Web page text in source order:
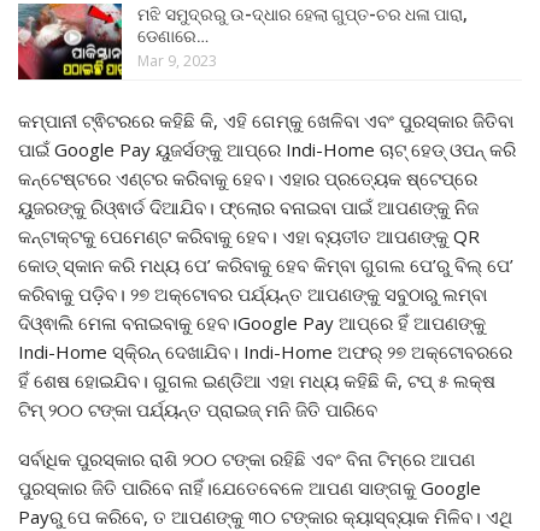
ମଝି ସମୁଦ୍ରରୁ ଉ-ଦ୍ଧାର ହେଲା ଗୁପ୍ତ-ଚର ଧଳା ପାରା,
ଡେଣାରେ…
Mar 9, 2023
କମ୍ପାନୀ ଟ୍ଵିଟରରେ କହିଛି କି, ଏହି ଗେମ୍‌କୁ ଖେଳିବା ଏବଂ ପୁରସ୍କାର ଜିତିବା
ପାଇଁ Google Pay ୟୁଜର୍ସଙ୍କୁ ଆପ୍‌ରେ Indi-Home ଚାଟ୍‌ ହେଡ୍‌ ଓପନ୍‌ କରି
କନ୍‌ଟେଷ୍ଟରେ ଏଣ୍ଟର କରିବାକୁ ହେବ। ଏହାର ପ୍ରତ୍ୟେକ ଷ୍ଟେପ୍‌ରେ
ୟୁଜରଙ୍କୁ ରିଓ୍ଵାର୍ଡ ଦିଆଯିବ। ଫ୍ଲୋର ବନାଇବା ପାଇଁ ଆପଣଙ୍କୁ ନିଜ
କନ୍‌ଟାକ୍ଟକୁ ପେମେଣ୍ଟ କରିବାକୁ ହେବ। ଏହା ବ୍ୟତୀତ ଆପଣଙ୍କୁ QR
କୋଡ୍‌ ସ୍କାନ କରି ମଧ୍ୟ ପେ’ କରିବାକୁ ହେବ କିମ୍ବା ଗୁଗଲ ପେ’ରୁ ବିଲ୍‌ ପେ’
କରିବାକୁ ପଡ଼ିବ। ୨୭ ଅକ୍ଟୋବର ପର୍ଯ୍ୟନ୍ତ ଆପଣଙ୍କୁ ସବୁଠାରୁ ଲମ୍ବା
ଦିଓ୍ଵାଲି ମେଳା ବନାଇବାକୁ ହେବ।Google Pay ଆପ୍‌ରେ ହିଁ ଆପଣଙ୍କୁ
Indi-Home ସ୍କି୍ରନ୍‌ ଦେଖାଯିବ। Indi-Home ଅଫର୍‌ ୨୭ ଅକ୍ଟୋବରରେ
ହିଁ ଶେଷ ହୋଇଯିବ। ଗୁଗଲ ଇଣ୍ଡିଆ ଏହା ମଧ୍ୟ କହିଛି କି, ଟପ୍‌ ୫ ଲକ୍ଷ
ଟିମ୍‌ ୨୦୦ ଟଙ୍କା ପର୍ଯ୍ୟନ୍ତ ପ୍ରାଇଜ୍‌ ମନି ଜିତି ପାରିବେ
ସର୍ବାଧିକ ପୁରସ୍କାର ରାଶି ୨୦୦ ଟଙ୍କା ରହିଛି ଏବଂ ବିନା ଟିମ୍‌ରେ ଆପଣ
ପୁରସ୍କାର ଜିତି ପାରିବେ ନାହିଁ।ଯେତେବେଳେ ଆପଣ ସାଙ୍ଗକୁ Google
Payରୁ ପେ କରିବେ, ତ ଆପଣଙ୍କୁ ୩୦ ଟଙ୍କାର କ୍ୟାସ୍‌ବ୍ୟାକ ମିଳିବ। ଏଥି